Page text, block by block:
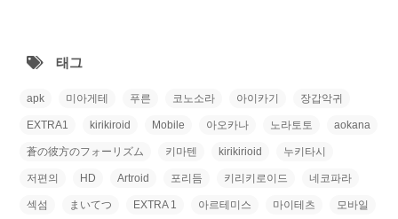
글
태그
apk 미아게테 푸른 코노소라 아이카기 장갑악귀
EXTRA1 kirikiroid Mobile 아오카나 노라토토 aokana
蒼の彼方のフォーリズム 키마텐 kirikirioid 누키타시
저편의 HD Artroid 포리듬 키리키로이드 네코파라
섹섬 まいてつ EXTRA 1 아르테미스 마이테츠 모바일